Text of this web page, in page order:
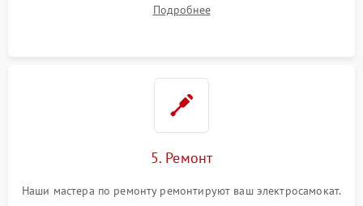
Подробнее
5. Ремонт
Наши мастера по ремонту ремонтируют ваш электросамокат.